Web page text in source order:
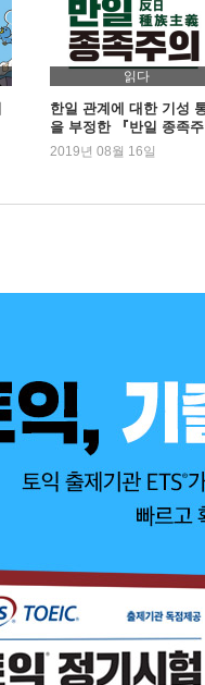
읽다
한일 관계에 대한 기성
을 부정한 『반일 종족주
의』 새롭게 1위 등극
2019년 08월 16일